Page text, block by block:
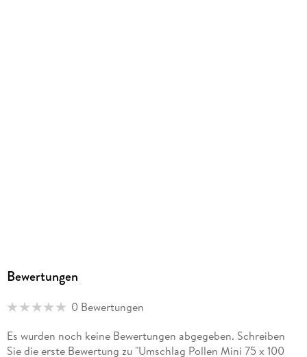
Bewertungen
0 Bewertungen
Es wurden noch keine Bewertungen abgegeben. Schreiben
Sie die erste Bewertung zu "Umschlag Pollen Mini 75 x 100